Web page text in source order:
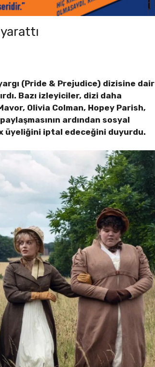
(Pride & Prejudice) dizisine dair
Bazı izleyiciler, dizi daha
Olivia Colman, Hopey Parish,
ardından sosyal
üyeliğini iptal edeceğini duyurdu.